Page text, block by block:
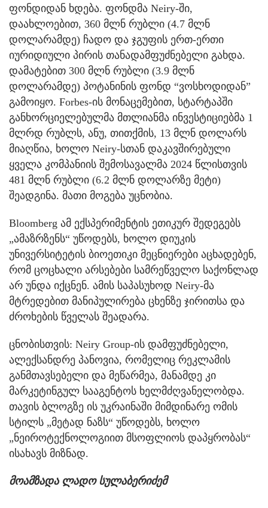
ფონდიდან ხდება. ფონდმა Neiry-ში,
დაახლოებით, 360 მლნ რუბლი (4.7 მლნ
დოლარამდე) ჩადო და ჯგუფის ერთ-ერთი
იურიდიული პირის თანადამფუძნებელი გახდა.
დამატებით 300 მლნ რუბლი (3.9 მლნ
დოლარამდე) პოტანინის ფონდ “ვოსხოდიდან”
გამოიყო. Forbes-ის მონაცემებით, სტარტაპში
განხორციელებულმა მთლიანმა ინვესტიციებმა 1
მლრდ რუბლს, ანუ, თითქმის, 13 მლნ დოლარს
მიაღწია, ხოლო Neiry-სთან დაკავშირებული
ყველა კომპანიის შემოსავალმა 2024 წლისთვის
481 მლნ რუბლი (6.2 მლნ დოლარზე მეტი)
შეადგინა. მათი მოგება უცნობია.
Bloomberg ამ ექსპერიმენტის ეთიკურ შედეგებს
„ამაზრზენს“ უწოდებს, ხოლო დიუკის
უნივერსიტეტის ბიოეთიკი მეცნიერები აცხადებენ,
რომ ცოცხალი არსებები სამრეწველო საქონლად
არ უნდა იქცნენ. ამის საპასუხოდ Neiry-მა
მტრედებით მანიპულირება ცხენზე ჯირითსა და
ძროხების წველას შეადარა.
ცნობისთვის: Neiry Group-ის დამფუძნებელი,
ალექსანდრე პანოვია, რომელიც რეკლამის
განმთავსებელი და მეწარმეა, მანამდე კი
მარკეტინგულ სააგენტოს ხელმძღვანელობდა.
თავის ბლოგზე ის უკრაინაში მიმდინარე ომის
სტილს „მეტად ნაზს“ უწოდებს, ხოლო
„ნეიროტექნოლოგიით მსოფლიოს დაპყრობას“
ისახავს მიზნად.
მოამზადა ლადო სულაბერიძემ